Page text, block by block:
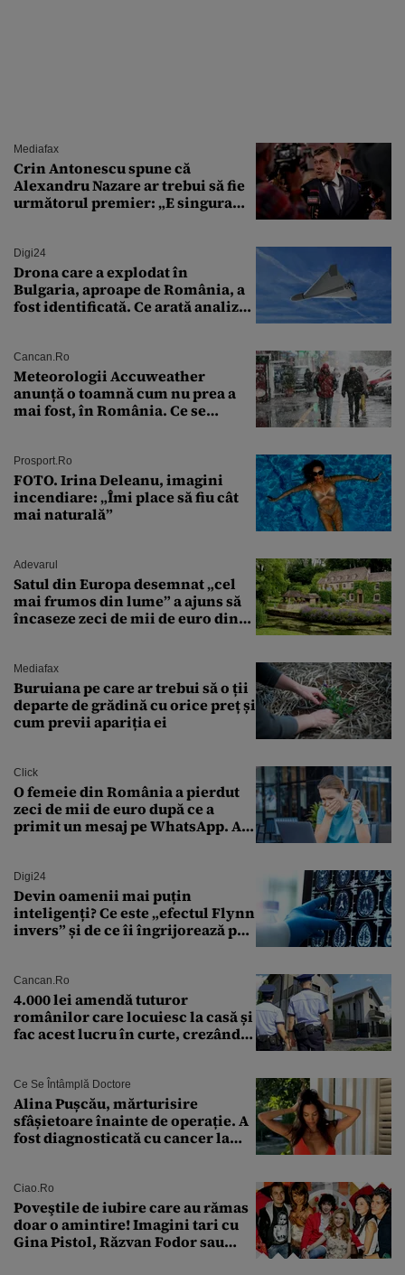
Mediafax
Crin Antonescu spune că
Alexandru Nazare ar trebui să fie
următorul premier: „E singura
Digi24
Drona care a explodat în
Bulgaria, aproape de România, a
fost identificată. Ce arată analiza
Cancan.ro
Meteorologii Accuweather
anunță o toamnă cum nu prea a
mai fost, în România. Ce se
București. Pe ce dată ninge
Prosport.ro
FOTO. Irina Deleanu, imagini
incendiare: „Îmi place să fiu cât
mai naturală”
Adevarul
Satul din Europa desemnat „cel
mai frumos din lume” a ajuns să
încaseze zeci de mii de euro din
Mediafax
Buruiana pe care ar trebui să o ții
departe de grădină cu orice preț și
cum previi apariția ei
Click
O femeie din România a pierdut
zeci de mii de euro după ce a
primit un mesaj pe WhatsApp. A
Digi24
Devin oamenii mai puțin
inteligenți? Ce este „efectul Flynn
invers” și de ce îi îngrijorează pe
Cancan.ro
4.000 lei amendă tuturor
românilor care locuiesc la casă și
fac acest lucru în curte, crezând
Ce Se Întâmplă Doctore
Alina Pușcău, mărturisire
sfâșietoare înainte de operație. A
fost diagnosticată cu cancer la
îmi salvez viața”
Ciao.ro
Poveştile de iubire care au rămas
doar o amintire! Imagini tari cu
Gina Pistol, Răzvan Fodor sau